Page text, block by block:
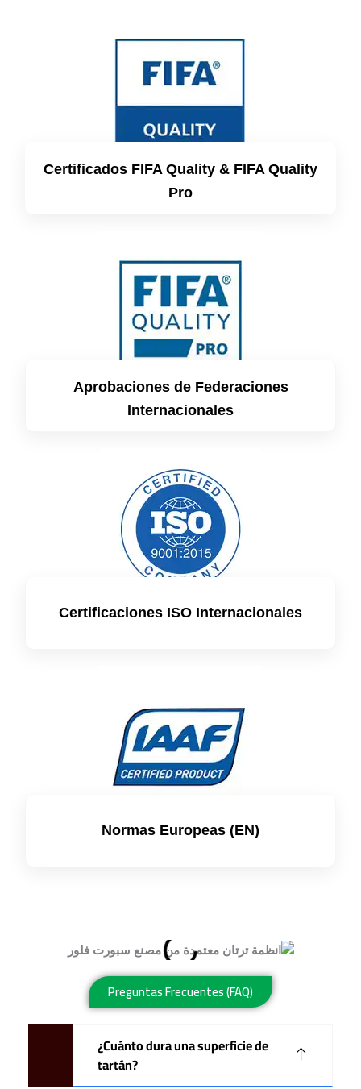
Certificados FIFA Quality & FIFA Quality
Pro
Aprobaciones de Federaciones
Internacionales
Certificaciones ISO Internacionales
Normas Europeas (EN)
Preguntas Frecuentes (FAQ)
¿Cuánto dura una superficie de
tartán?